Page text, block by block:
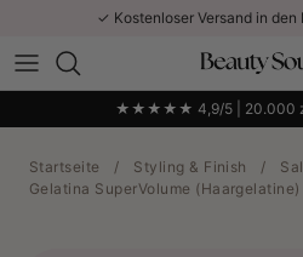
Direkt zum Inhalt✓ Kostenloser Versand in
★★★★★ 4,9/5 | 20.000
Startseite / Styling & Finish /
Gelatina SuperVolume